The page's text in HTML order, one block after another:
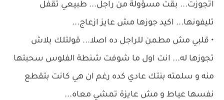
اتجوزت... بقت مسؤولة من راجل... طبيعي تقفل
تليفونها... اكيد جوزها مش عايز ازعاج...
• قلبي مش مطمن للراجل ده اصلا... قولتلك بلاش
تجوزها له... انت اول ما شوفت شنطة الفلوس سحبتها
منه و سلمته بنتك عادي كده رغم ان هي كانت بتقطع
نفسها عياط و مش عايزة تمشي معاه...